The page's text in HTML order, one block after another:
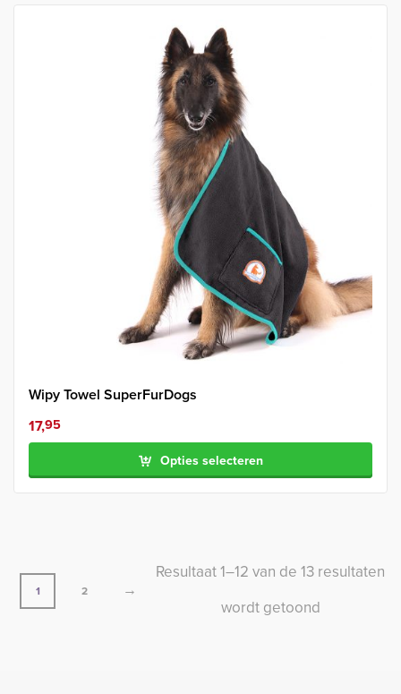
Wipy Towel SuperFurDogs
17,95
Opties selecteren
1 2 →
Resultaat 1–12 van de 13 resultaten
wordt getoondGesorteerd